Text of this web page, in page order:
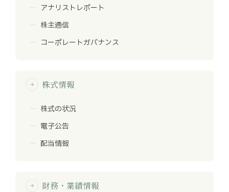
アナリストレポート
株主通信
コーポレートガバナンス
arrow_forward 株式情報
株式の状況
電子公告
配当情報
arrow_forward 財務・業績情報